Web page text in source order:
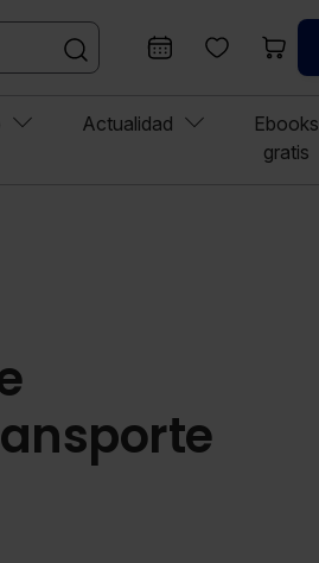
Actualidad
Ebooks
gratis